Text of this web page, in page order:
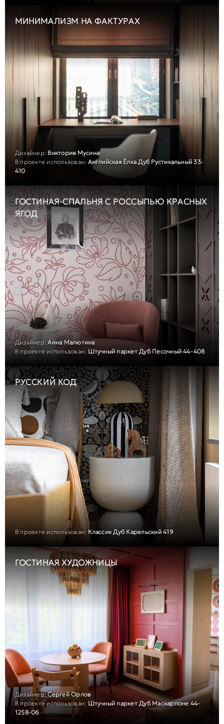
МИНИМАЛИЗМ НА ФАКТУРАХ
Дизайнер: Виктория Мусина
В проекте использован: Английская Ёлка Дуб Рустикальный 33-
410
ГОСТИНАЯ-СПАЛЬНЯ С РОССЫПЬЮ КРАСНЫХ
ЯГОД
Дизайнер:Анна Малютина
В проекте использован: Штучный паркет Дуб Песочный 44-408
РУССКИЙ КОД
В проекте использован: Классик Дуб Карельский 419
ГОСТИНАЯ ХУДОЖНИЦЫ
Дизайнер:Сергей Орлов
В проекте использован: Штучный паркет Дуб Маскарпоне 44-
1258-06